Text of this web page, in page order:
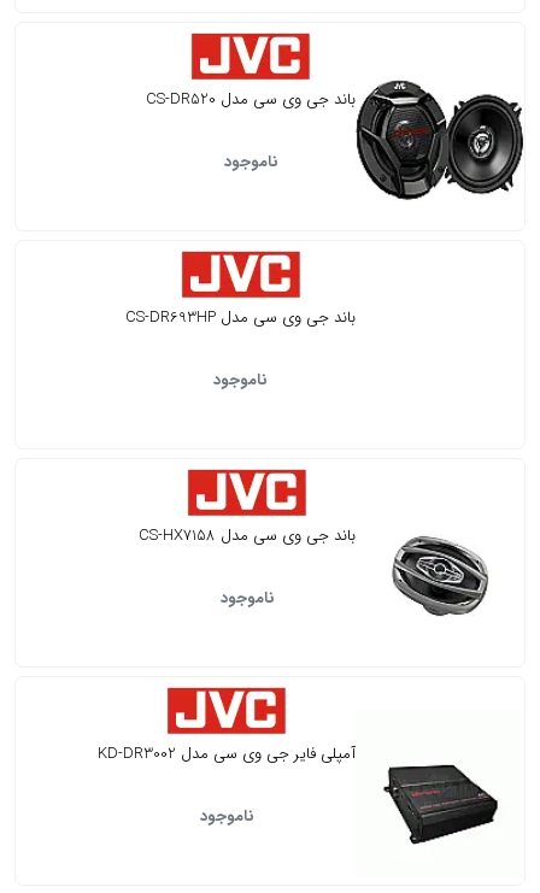
باند جی وی سی مدل CS-DR520
ناموجود
باند جی وی سی مدل CS-DR693HP
ناموجود
باند جی وی سی مدل CS-HX7158
ناموجود
آمپلی فایر جی وی سی مدل KD-DR3002
ناموجود